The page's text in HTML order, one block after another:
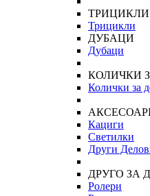
ТРИЦИКЛИ
Трицикли
ДУБАЦИ
Дубаци
КОЛИЧКИ
Колички за
Кациги
Светилки
Други
ДРУГО ЗА
Ролери